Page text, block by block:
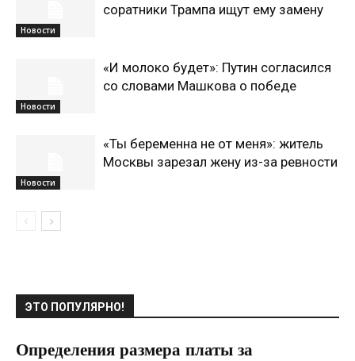
Новости
соратники Трампа ищут ему замену
Новости
«И молоко будет»: Путин согласился
со словами Машкова о победе
Новости
«Ты беременна не от меня»: житель
Москвы зарезал жену из-за ревности
ЭТО ПОПУЛЯРНО!
Определения размера платы за